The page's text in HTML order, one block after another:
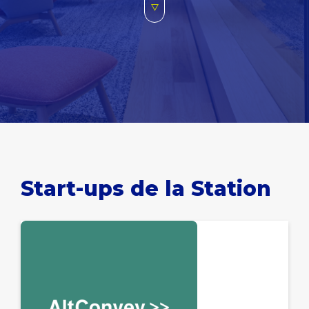
Start-ups de la Station